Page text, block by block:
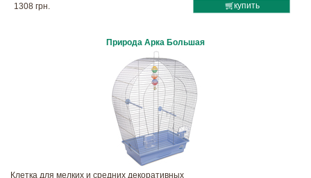
1308 грн. купить
Природа Арка Большая
Клетка для мелких и средних декоративных